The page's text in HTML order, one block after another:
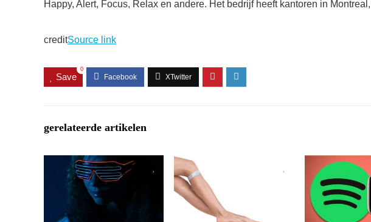
Happy, Alert, Focus, Relax en andere. Het bedrijf heeft kantoren in
creditSource link
Save
0
gerelateerde artikelen